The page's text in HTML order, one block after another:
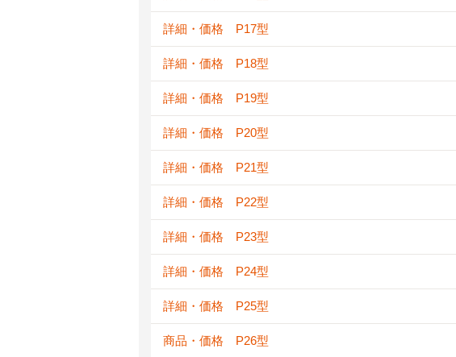
詳細・価格 P17型
詳細・価格 P18型
詳細・価格 P19型
詳細・価格 P20型
詳細・価格 P21型
詳細・価格 P22型
詳細・価格 P23型
詳細・価格 P24型
詳細・価格 P25型
商品・価格 P26型